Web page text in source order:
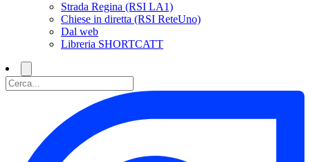
Strada Regina (RSI LA1)
Chiese in diretta (RSI ReteUno)
Dal web
Libreria SHORTCATT